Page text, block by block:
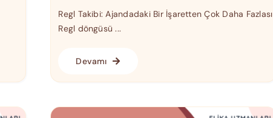
Regl Takibi: Ajandadaki Bir İşaretten Çok Daha Fazlası
Regl döngüsü ...
Devamı